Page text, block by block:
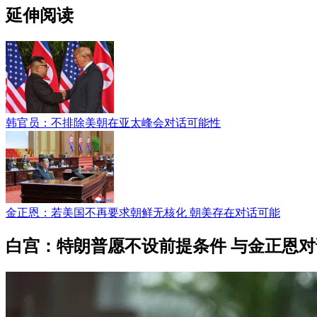
延伸阅读
韩官员：不排除美朝在亚太峰会对话可能性
金正恩：若美国不再要求朝鲜无核化 朝美存在对话可能
白宫：特朗普愿不设前提条件 与金正恩